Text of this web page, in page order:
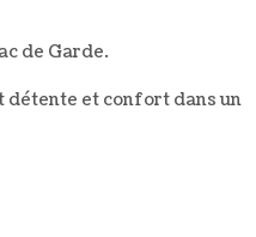
de Garde.
détente et confort dans un